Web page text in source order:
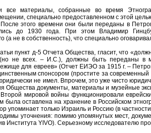
все материалы, собранные во время
специально предоставленном с этой
этого времени они были переданы в
до 1930 года. При этом Владимир
(а не в собственность), что специально
пункт д-5 Отчета Общества, гласит, что
(но не всех. – И.С.), должны быть переданы в
для евреев» (Отчет ЕИЭО за 1915 г. –
спонсором (простите за современный
не имел. Впрочем, это уже чисто
Общества документы, материалы и музейные
мировой войны функционировали
была оставлена на хранение в Российском
упоминает только Израиль и Россию (в
уточнения: помимо упомянутых мест,
Института YIVO). Серьезному исследователю